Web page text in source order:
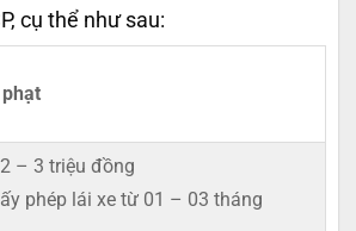
cụ thể như sau:
– 3 triệu đồng
phép lái xe từ 01 – 03 tháng